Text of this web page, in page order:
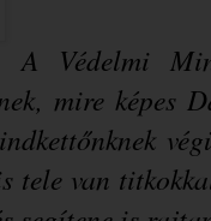
A Védelmi
mire képes
tele van